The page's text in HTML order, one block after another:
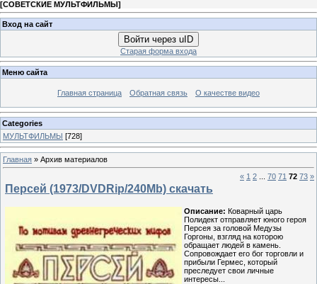
[СОВЕТСКИЕ МУЛЬТФИЛЬМЫ]
Вход на сайт
Войти через uID
Старая форма входа
Меню сайта
Главная страница Обратная связь О качестве видео
Categories
МУЛЬТФИЛЬМЫ [728]
Главная » Архив материалов
« 1 2 70 71 72 73 »
Персей (1973/DVDRip/240Mb) скачать
Описание: Коварный царь
Полидект отправляет юного героя
Персея за головой Медузы
Горгоны, взгляд на которою
обращает людей в камень.
Сопровождает его бог торговли и
прибыли Гермес, который
преследует свои личные
интересы...